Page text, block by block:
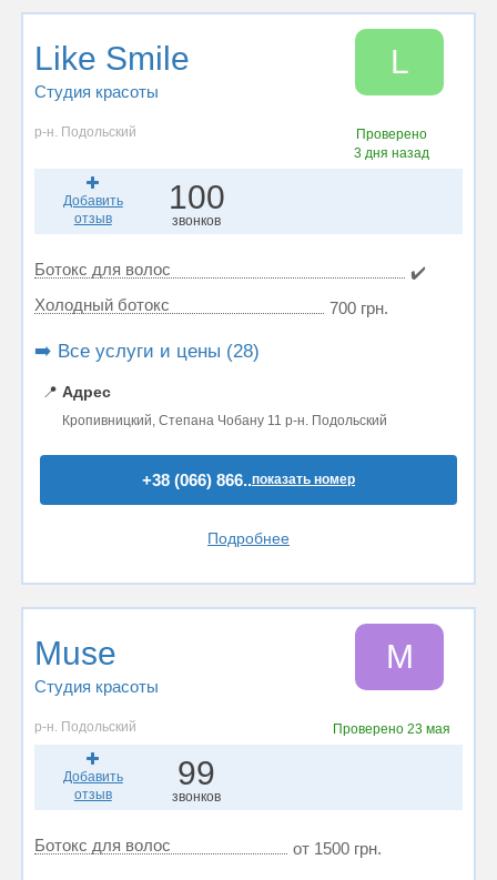
Like Smile
Студия красоты
L
р-н. Подольский
Проверено
3 дня назад
Добавить
отзыв
100
звонков
Ботокс для волос
✔️
Холодный ботокс
700 грн.
➡️ Все услуги и цены (28)
📍 Адрес
Кропивницкий, Степана Чобану 11 р-н. Подольский
+38 (066) 866..показать номер
Подробнее
Muse
Студия красоты
M
р-н. Подольский Проверено 23 мая
Добавить
отзыв
99
звонков
Ботокс для волос от 1500 грн.